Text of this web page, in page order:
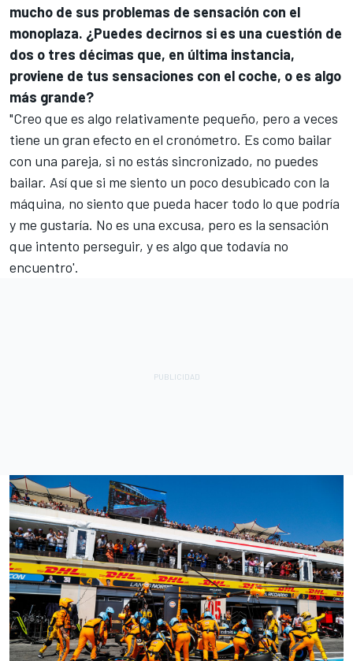
mucho de sus problemas de sensación con el
monoplaza. ¿Puedes decirnos si es una cuestión de
dos o tres décimas que, en última instancia,
proviene de tus sensaciones con el coche, o es algo
más grande?
"Creo que es algo relativamente pequeño, pero a veces
tiene un gran efecto en el cronómetro. Es como bailar
con una pareja, si no estás sincronizado, no puedes
bailar. Así que si me siento un poco desubicado con la
máquina, no siento que pueda hacer todo lo que podría
y me gustaría. No es una excusa, pero es la sensación
que intento perseguir, y es algo que todavía no
encuentro'.